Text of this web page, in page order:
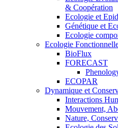
& Coopération
Ecologie et
Génétique et
Ecologie
Ecologie
BioFlux
FORECAST
ECOPAR
Dynamique et
Interactions
Mouvement,
Nature,